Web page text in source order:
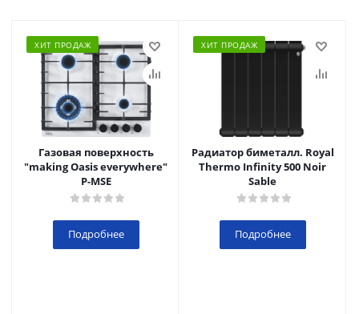
ХИТ ПРОДАЖ
Газовая поверхность
"making Oasis everywhere"
P-MSE
Подробнее
ХИТ ПРОДАЖ
Радиатор биметалл. Royal
Thermo Infinity 500 Noir
Sable
Подробнее